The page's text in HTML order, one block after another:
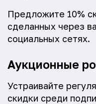
Предложите 10%
сделанных через
социальных сетях.
Аукционные
Устраивайте
скидки среди